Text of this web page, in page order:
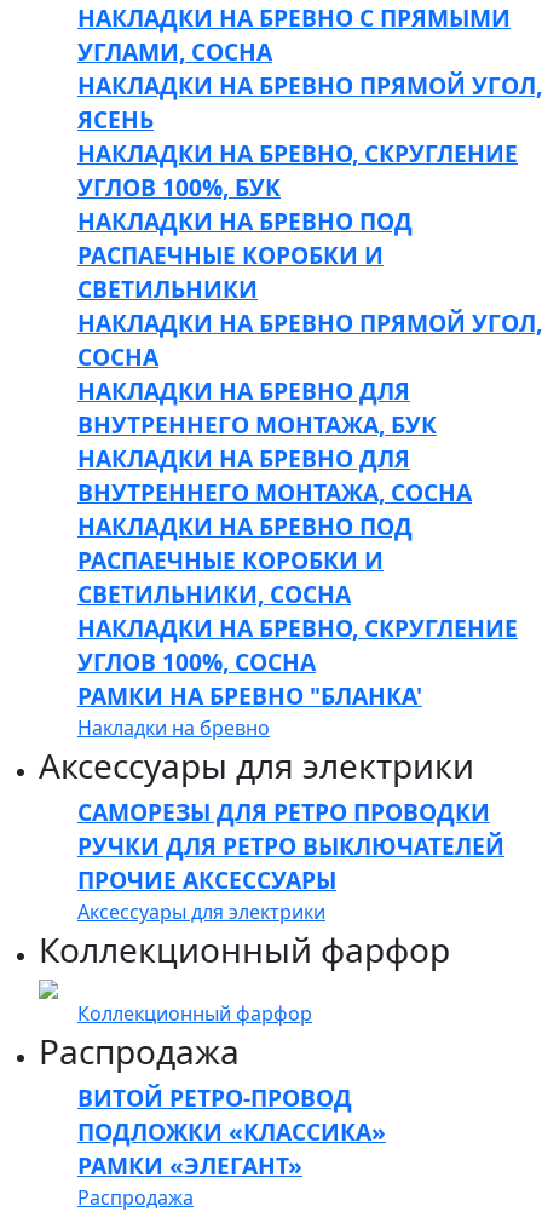
НАКЛАДКИ НА БРЕВНО С ПРЯМЫМИ
УГЛАМИ, СОСНА
НАКЛАДКИ НА БРЕВНО ПРЯМОЙ УГОЛ,
ЯСЕНЬ
НАКЛАДКИ НА БРЕВНО, СКРУГЛЕНИЕ
УГЛОВ 100%, БУК
НАКЛАДКИ НА БРЕВНО ПОД
РАСПАЕЧНЫЕ КОРОБКИ И
СВЕТИЛЬНИКИ
НАКЛАДКИ НА БРЕВНО ПРЯМОЙ УГОЛ,
СОСНА
НАКЛАДКИ НА БРЕВНО ДЛЯ
ВНУТРЕННЕГО МОНТАЖА, БУК
НАКЛАДКИ НА БРЕВНО ДЛЯ
ВНУТРЕННЕГО МОНТАЖА, СОСНА
НАКЛАДКИ НА БРЕВНО ПОД
РАСПАЕЧНЫЕ КОРОБКИ И
СВЕТИЛЬНИКИ, СОСНА
НАКЛАДКИ НА БРЕВНО, СКРУГЛЕНИЕ
УГЛОВ 100%, СОСНА
РАМКИ НА БРЕВНО "БЛАНКА'
Накладки на бревно
Аксессуары для электрики
САМОРЕЗЫ ДЛЯ РЕТРО ПРОВОДКИ
РУЧКИ ДЛЯ РЕТРО ВЫКЛЮЧАТЕЛЕЙ
ПРОЧИЕ АКСЕССУАРЫ
Аксессуары для электрики
Коллекционный фарфор
Коллекционный фарфор
Распродажа
ВИТОЙ РЕТРО-ПРОВОД
ПОДЛОЖКИ «КЛАССИКА»
РАМКИ «ЭЛЕГАНТ»
Распродажа